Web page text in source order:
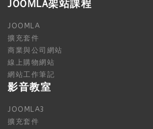
JOOMLA架站課程
JOOMLA
擴充套件
商業與公司網站
線上購物網站
網站工作筆記
影音教室
JOOMLA3
擴充套件